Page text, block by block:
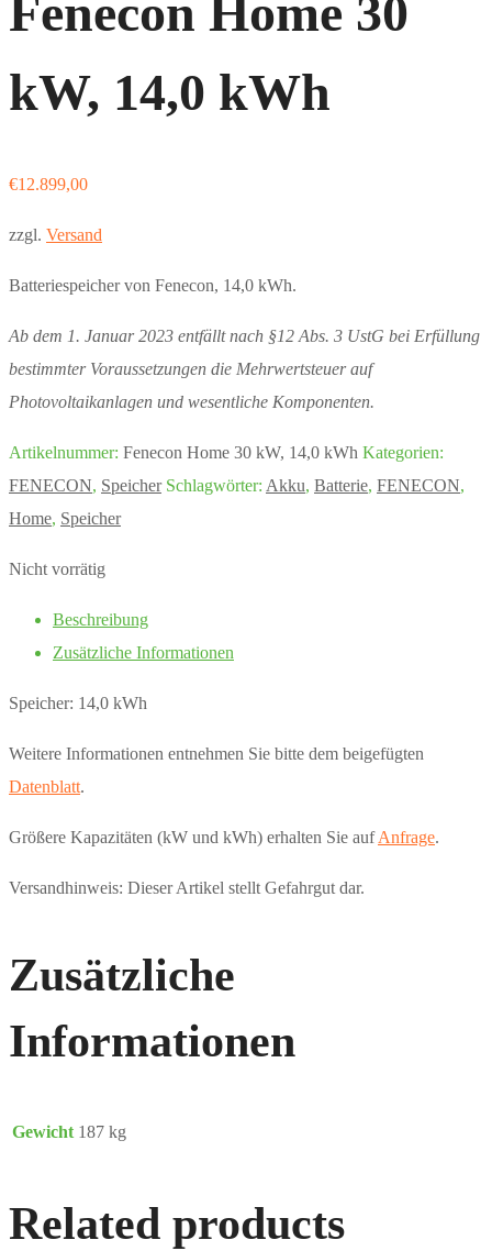
Fenecon Home 30
kW, 14,0 kWh
€12.899,00
zzgl. Versand
Batteriespeicher von Fenecon, 14,0 kWh.
Ab dem 1. Januar 2023 entfällt nach §12 Abs. 3 UstG bei Erfüllung
bestimmter Voraussetzungen die Mehrwertsteuer auf
Photovoltaikanlagen und wesentliche Komponenten.
Artikelnummer: Fenecon Home 30 kW, 14,0 kWh Kategorien:
FENECON, Speicher Schlagwörter: Akku, Batterie, FENECON,
Home, Speicher
Nicht vorrätig
Beschreibung
Zusätzliche Informationen
Speicher: 14,0 kWh
Weitere Informationen entnehmen Sie bitte dem beigefügten
Datenblatt.
Größere Kapazitäten (kW und kWh) erhalten Sie aufAnfrage.
Versandhinweis: Dieser Artikel stellt Gefahrgut dar.
Zusätzliche
Informationen
Gewicht 187 kg
Related products